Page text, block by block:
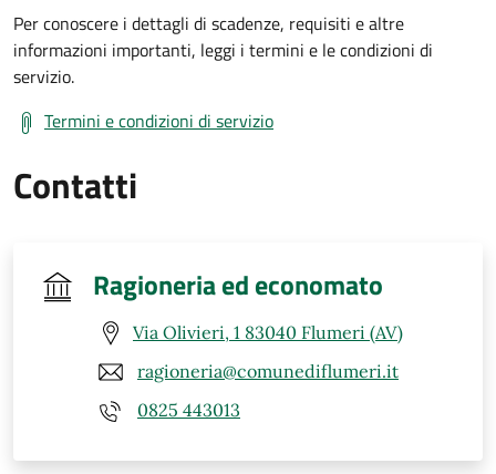
Per conoscere i dettagli di scadenze, requisiti e altre
informazioni importanti, leggi i termini e le condizioni di
servizio.
Termini e condizioni di servizio
Contatti
Ragioneria ed economato
Via Olivieri, 1 83040 Flumeri (AV)
ragioneria@comunediflumeri.it
0825 443013